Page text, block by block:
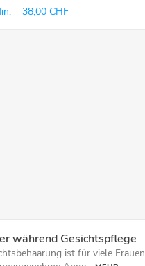
38,00 CHF
während Gesichtspflege
ist für viele Frauen